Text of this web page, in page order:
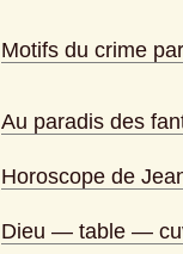
Motifs du crime
Au paradis des
Horoscope de
Dieu — table —